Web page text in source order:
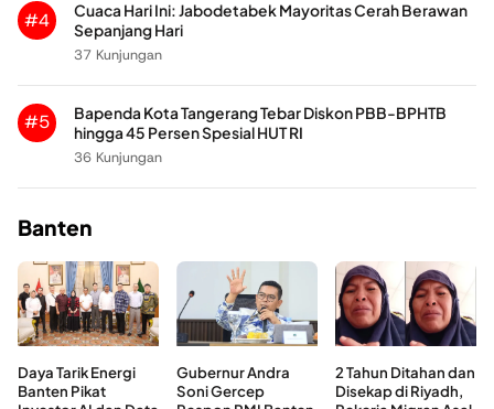
#4
Cuaca Hari Ini: Jabodetabek Mayoritas Cerah Berawan
Sepanjang Hari
37 Kunjungan
#5
Bapenda Kota Tangerang Tebar Diskon PBB-BPHTB
hingga 45 Persen Spesial HUT RI
36 Kunjungan
Banten
Daya Tarik Energi
Banten Pikat
Gubernur Andra
Soni Gercep
2 Tahun Ditahan dan
Disekap di Riyadh,